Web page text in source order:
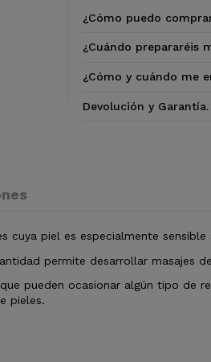
¿Cómo puedo
¿Cuándo prepararéis
¿Cómo y cuándo me
Devolución y
cuya piel es especialmente
permite desarrollar masajes
pueden ocasionar algún tipo de
pieles.